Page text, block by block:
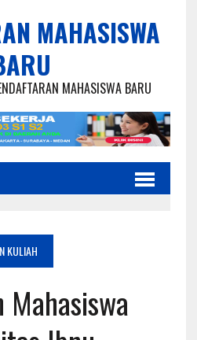
MAHASISWA
MAHASISWA BARU
KULIAH